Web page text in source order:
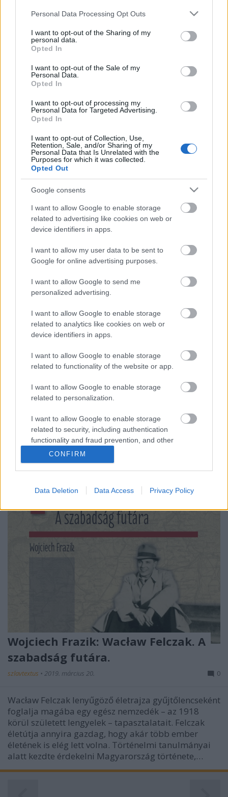
Please note that this website/app uses one or more Google
not limited to your visit or usage behaviour. You may click to
grant or deny consent to Google and its third-party tags to
use your data for below specified purposes in below Google
consent section.
Personal Data Processing Opt Outs
I want to opt-out of the Sharing of my
personal data.
Opted In
I want to opt-out of the Sale of my
Personal Data.
Opted In
I want to opt-out of processing my
Personal Data for Targeted Advertising.
Opted In
I want to opt-out of Collection, Use,
Retention, Sale, and/or Sharing of my
Personal Data that Is Unrelated with the
Purposes for which it was collected.
Opted Out
Google consents
I want to allow Google to enable storage
related to advertising like cookies on web or
device identifiers in apps.
I want to allow my user data to be sent to
Google for online advertising purposes.
I want to allow Google to send me
personalized advertising.
I want to allow Google to enable storage
related to analytics like cookies on web or
device identifiers in apps.
I want to allow Google to enable storage
related to functionality of the website or app.
I want to allow Google to enable storage
related to personalization.
I want to allow Google to enable storage
related to security, including authentication
functionality and fraud prevention, and other
user protection.
CONFIRM
Data Deletion Data Access Privacy Policy
Irodalmi Nobel-díj mohából és
páfrányból
Lengyel irodalmi körökben évek óta szóbeszéd
tárgya volt – a jobban értesültek Adam Zagajewskit
jelölték meg a hír forrásaként –, hogy Olga
Tokarczuknak komoly esélyei vannak az irodalmi
én pedig fellélegeztem, hogy csak olyan ez is, mint
Nádas…
Wacław Felczak. A szabadság futára
(részlet)
szlavtextus•2019. március 29.
A kormányképviselő tudósítója (1943-1945)
Fietowicz egész sor különféle meghatalmazással a
zsebében tért vissza Londonból Budapestre.
Nemcsak más magyarországi lengyel szervezetek
ellenőrzésével bízták meg, hanem szigorúan titkos
ügyekkel is: a kiugrást tervező magyar
politikusokkal kellett…
Wojciech Frazik: Wacław Felczak. A
szabadság futára.
szlavtextus • 2019. március 20. 0
Wacław Felczak lenyűgöző életrajza gyűjtőlencseként
foglalja magába egy egész nemzedék – az 1918
körül született lengyelek – tapasztalatait. Felczak
életútja annyira gazdag, hogy akár több ember
életének is elég lett volna. Történelmi tanulmányai
alatt kezdte érdekelni Magyarország története,…